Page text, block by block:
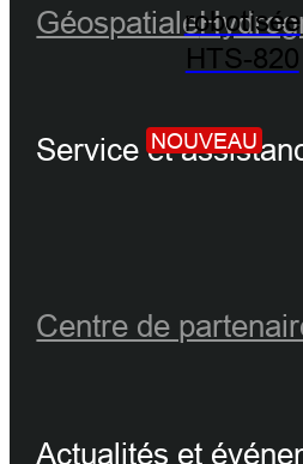
robotisée
HTS-820
NOUVEAU
Géospatiale
Service et
Centre de
Actualités et